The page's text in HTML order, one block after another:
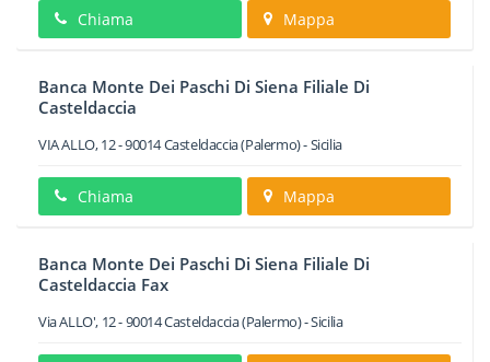
Chiama Mappa
Banca Monte Dei Paschi Di Siena Filiale Di
Casteldaccia
VIA ALLO, 12-90014Casteldaccia(Palermo) -Sicilia
Chiama Mappa
Banca Monte Dei Paschi Di Siena Filiale Di
Casteldaccia Fax
Via ALLO', 12-90014Casteldaccia(Palermo) -Sicilia